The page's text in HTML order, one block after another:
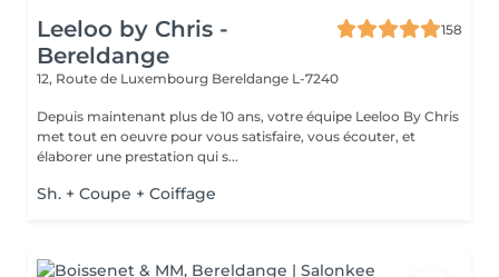
Leeloo by Chris -
Bereldange
158
12, Route de Luxembourg Bereldange L-7240
Depuis maintenant plus de 10 ans, votre équipe Leeloo By Chris
met tout en oeuvre pour vous satisfaire, vous écouter, et
élaborer une prestation qui s...
Sh. + Coupe + Coiffage